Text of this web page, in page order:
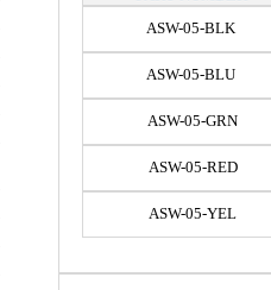
ASW-05-BLK
ASW-05-BLU
ASW-05-GRN
ASW-05-RED
ASW-05-YEL